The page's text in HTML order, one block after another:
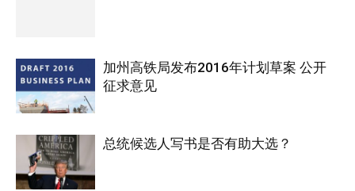
加州高铁局发布2016年计划草案 公开
征求意见
总统候选人写书是否有助大选？